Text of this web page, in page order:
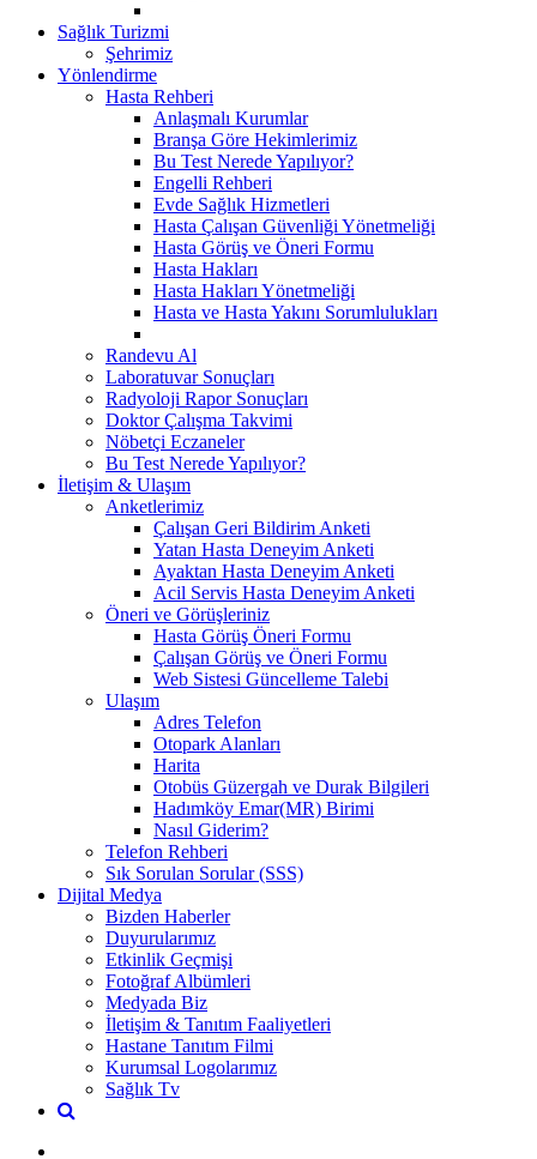
Sağlık Turizmi
Şehrimiz
Yönlendirme
Hasta Rehberi
Anlaşmalı Kurumlar
Branşa Göre Hekimlerimiz
Bu Test Nerede Yapılıyor?
Engelli Rehberi
Evde Sağlık Hizmetleri
Hasta Çalışan Güvenliği Yönetmeliği
Hasta Görüş ve Öneri Formu
Hasta Hakları
Hasta Hakları Yönetmeliği
Hasta ve Hasta Yakını Sorumlulukları
Randevu Al
Laboratuvar Sonuçları
Radyoloji Rapor Sonuçları
Doktor Çalışma Takvimi
Nöbetçi Eczaneler
Bu Test Nerede Yapılıyor?
İletişim & Ulaşım
Anketlerimiz
Çalışan Geri Bildirim Anketi
Yatan Hasta Deneyim Anketi
Ayaktan Hasta Deneyim Anketi
Acil Servis Hasta Deneyim Anketi
Öneri ve Görüşleriniz
Hasta Görüş Öneri Formu
Çalışan Görüş ve Öneri Formu
Web Sistesi Güncelleme Talebi
Ulaşım
Adres Telefon
Otopark Alanları
Harita
Otobüs Güzergah ve Durak Bilgileri
Hadımköy Emar(MR) Birimi
Nasıl Giderim?
Telefon Rehberi
Sık Sorulan Sorular (SSS)
Dijital Medya
Bizden Haberler
Duyurularımız
Etkinlik Geçmişi
Fotoğraf Albümleri
Medyada Biz
İletişim & Tanıtım Faaliyetleri
Hastane Tanıtım Filmi
Kurumsal Logolarımız
Sağlık Tv